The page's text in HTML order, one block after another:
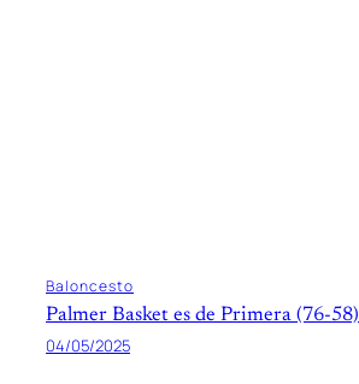
Baloncesto
Palmer Basket es de Primera (76-58)
04/05/2025